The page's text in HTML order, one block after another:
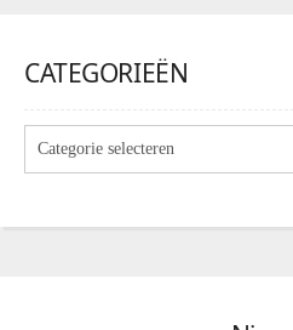
CATEGORIEËN